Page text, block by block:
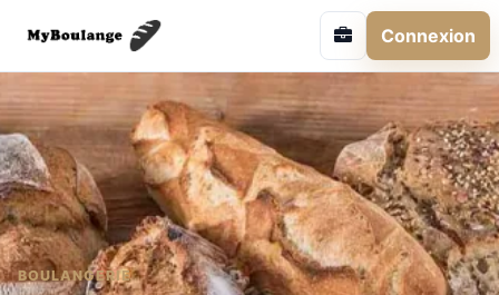
Connexion
BOULANGERIE